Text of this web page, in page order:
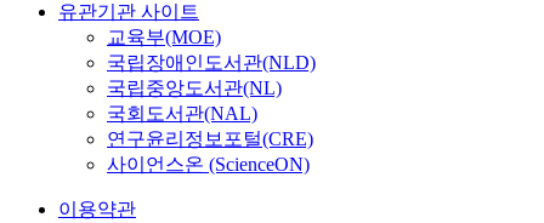
유관기관 사이트
교육부(MOE)
국립장애인도서관(NLD)
국립중앙도서관(NL)
국회도서관(NAL)
연구윤리정보포털(CRE)
사이언스온 (ScienceON)
이용약관